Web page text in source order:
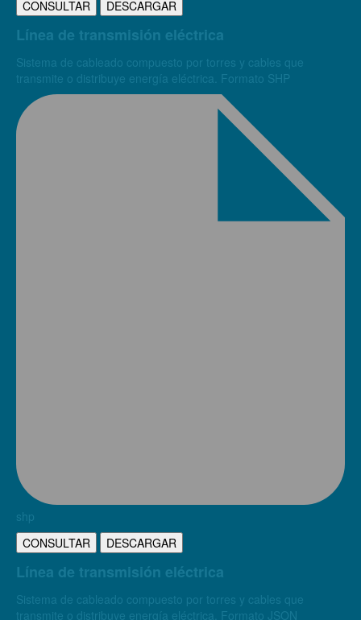
CONSULTAR DESCARGAR
Línea de transmisión eléctrica
Sistema de cableado compuesto por torres y cables que
transmite o distribuye energía eléctrica. Formato SHP
shp
CONSULTAR
DESCARGAR
Línea de transmisión eléctrica
Sistema de cableado compuesto por torres y cables que
transmite o distribuye energía eléctrica. Formato JSON